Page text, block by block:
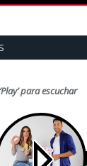
para escuchar